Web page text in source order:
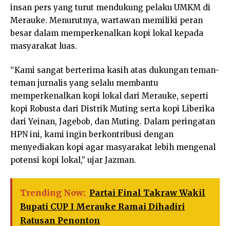
insan pers yang turut mendukung pelaku UMKM di
Merauke. Menurutnya, wartawan memiliki peran
besar dalam memperkenalkan kopi lokal kepada
masyarakat luas.
“Kami sangat berterima kasih atas dukungan teman-
teman jurnalis yang selalu membantu
memperkenalkan kopi lokal dari Merauke, seperti
kopi Robusta dari Distrik Muting serta kopi Liberika
dari Yeinan, Jagebob, dan Muting. Dalam peringatan
HPN ini, kami ingin berkontribusi dengan
menyediakan kopi agar masyarakat lebih mengenal
potensi kopi lokal,” ujar Jazman.
Trending Now: Partai Final Takraw Wakil
Bupati CUP I Merauke Ramai Dihadiri
Ratusan Penonton